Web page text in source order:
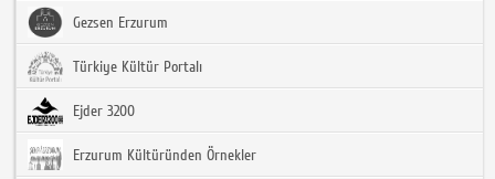
Gezsen Erzurum
Türkiye Kültür Portalı
Ejder 3200
Erzurum Kültüründen Örnekler